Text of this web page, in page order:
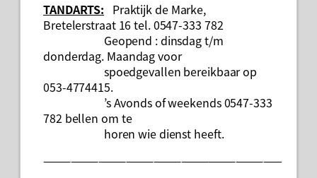
TANDARTS: Praktijk de Marke,
Bretelerstraat 16 tel. 0547-333 782
Geopend : dinsdag t/m
donderdag. Maandag voor
spoedgevallen bereikbaar op
053-4774415.
’s Avonds of weekends 0547-333
782 bellen om te
horen wie dienst heeft.
——————————————————————————